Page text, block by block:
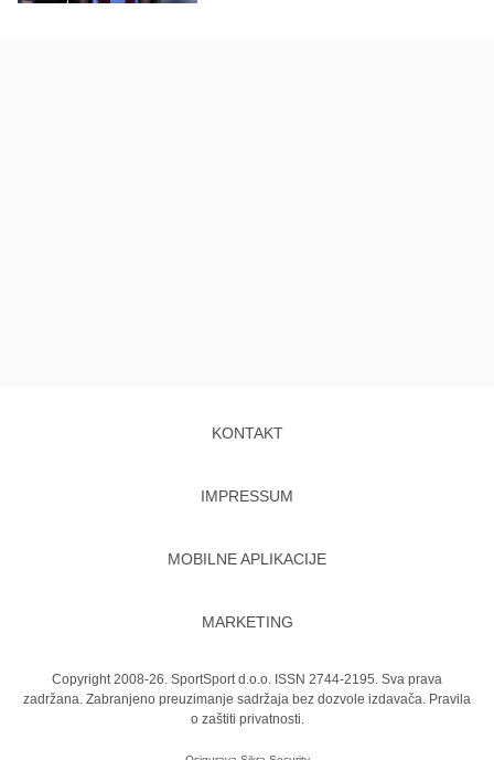
KONTAKT
IMPRESSUM
MOBILNE APLIKACIJE
MARKETING
Copyright 2008-26. SportSport d.o.o. ISSN 2744-2195. Sva prava
zadržana. Zabranjeno preuzimanje sadržaja bez dozvole izdavača. Pravila
o zaštiti privatnosti.